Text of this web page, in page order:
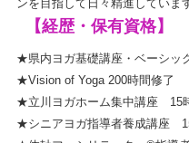
ンを目指して日々精進していま
【経歴・保有資格】
★県内ヨガ基礎講座・ベーシッ
★Vision of Yoga 200時間修了
★立川ヨガホーム集中講座 15
★シニアヨガ指導者養成講座